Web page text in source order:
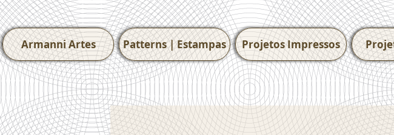
Armanni Artes Patterns | Estampas Projetos Impressos